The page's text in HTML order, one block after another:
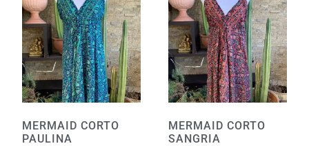
MERMAID CORTO
PAULINA
MERMAID CORTO
SANGRIA